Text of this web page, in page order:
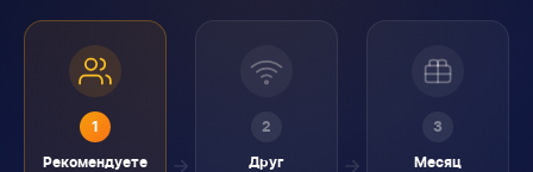
1
Рекомендуете
2
Друг
3
Месяц